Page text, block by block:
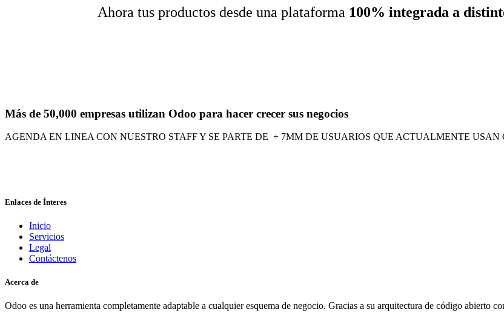
Ahora tus productos desde una plataforma 100% integrada a
Más de 50,000 empresas utilizan Odoo para hacer crecer sus negocios
AGENDA EN LINEA CON NUESTRO STAFF Y SE PARTE DE + 7MM DE USUARIOS QUE ACTUALMENTE USAN
Enlaces de Ínteres
Inicio
Servicios
Legal
Contáctenos
Acerca de
Odoo es una herramienta completamente adaptable a cualquier esquema de negocio. Gracias a su arquitectura de código abierto